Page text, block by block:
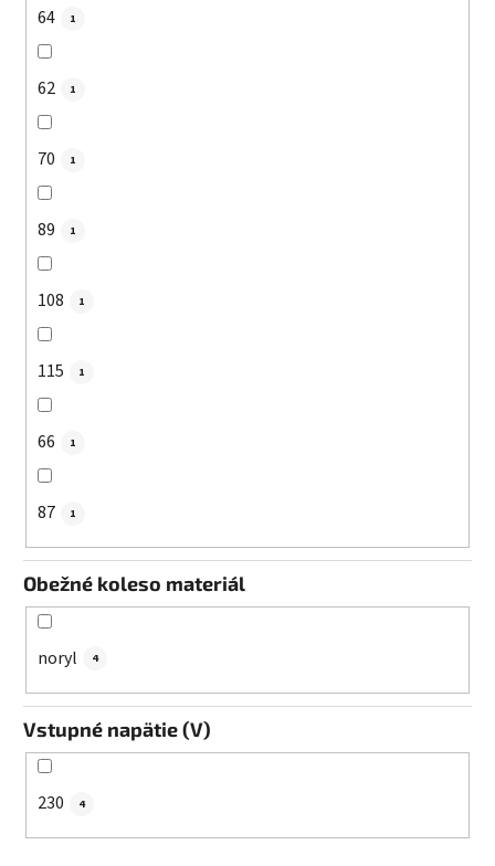
64 1
62 1
70 1
89 1
108 1
115 1
66 1
87 1
Obežné koleso materiál
noryl 4
Vstupné napätie (V)
230 4